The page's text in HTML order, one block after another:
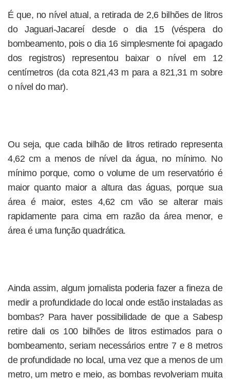
É que, no nível atual, a retirada de 2,6 bilhões de litros
do Jaguari-Jacareí desde o dia 15 (véspera do
bombeamento, pois o dia 16 simplesmente foi apagado
dos registros) representou baixar o nível em 12
centímetros (da cota 821,43 m para a 821,31 m sobre
o nível do mar).
Ou seja, que cada bilhão de litros retirado representa
4,62 cm a menos de nível da água, no mínimo. No
mínimo porque, como o volume de um reservatório é
maior quanto maior a altura das águas, porque sua
área é maior, estes 4,62 cm vão se alterar mais
rapidamente para cima em razão da área menor, e
área é uma função quadrática.
Ainda assim, algum jornalista poderia fazer a fineza de
medir a profundidade do local onde estão instaladas as
bombas? Para haver possibilidade de que a Sabesp
retire dali os 100 bilhões de litros estimados para o
bombeamento, seriam necessários entre 7 e 8 metros
de profundidade no local, uma vez que a menos de um
metro, um metro e meio, as bombas revolveriam muita